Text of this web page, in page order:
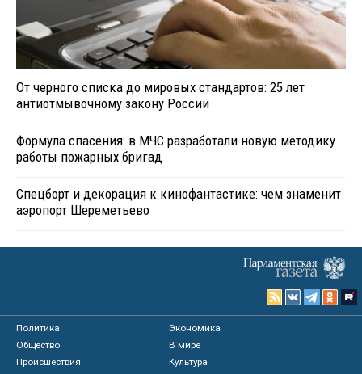
От черного списка до мировых стандартов: 25 лет
антиотмывочному закону России
Формула спасения: в МЧС разработали новую методику
работы пожарных бригад
Спецборт и декорация к кинофантастике: чем знаменит
аэропорт Шереметьево
Политика
Экономика
Общество
В мире
Происшествия
Культура